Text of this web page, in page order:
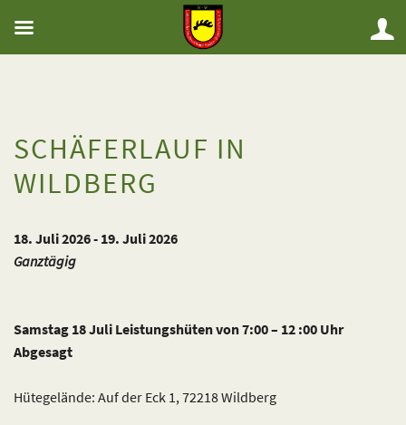
SCHÄFERLAUF IN
WILDBERG
18. Juli 2026 - 19. Juli 2026
Ganztägig
Samstag 18 Juli Leistungshüten von 7:00 – 12 :00 Uhr
Abgesagt
Hütegelände: Auf der Eck 1, 72218 Wildberg